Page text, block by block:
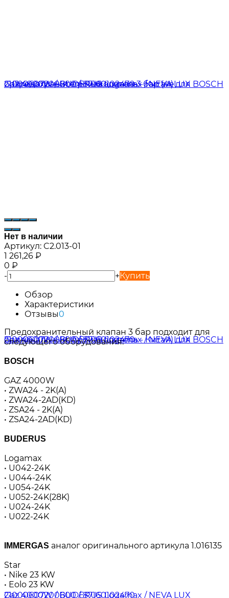
Нет в наличии
Артикул: C2.013-01
1 261,26 ₽
0 ₽
-
+Купить
Обзор
Характеристики
Отзывы0
Предохранительный клапан 3 бар подходит для
следующего оборудования:
BOSCH
GAZ 4000W
• ZWA24 - 2K(A)
• ZWA24-2AD(KD)
• ZSA24 - 2K(A)
• ZSA24-2AD(KD)
BUDERUS
Logamax
• U042-24K
• U044-24K
• U054-24K
• U052-24K(28K)
• U024-24K
• U022-24K
IMMERGAS аналог оригинального артикула 1.016135
Star
• Nike 23 KW
• Eolo 23 KW